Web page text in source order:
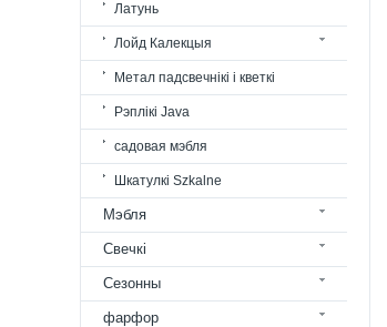
Латунь
Лойд Калекцыя
Метал падсвечнікі і кветкі
Рэплікі Java
садовая мэбля
Шкатулкі Szkalne
Мэбля
Свечкі
Сезонны
фарфор